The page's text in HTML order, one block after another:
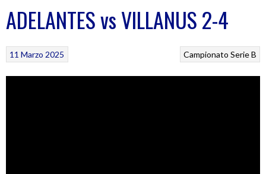
ADELANTES vs VILLANUS 2-4
Campionato Serie B
11 Marzo 2025